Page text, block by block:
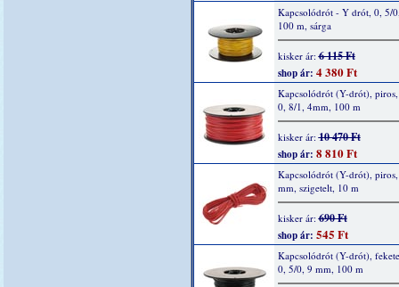
Kapcsolódrót - Y drót, 0, 5/
100 m, sárga
kisker ár:6 115 Ft
shop ár: 4 380 Ft
Kapcsolódrót (Y-drót), piros,
0, 8/1, 4mm, 100 m
kisker ár:10 470 Ft
shop ár: 8 810 Ft
Kapcsolódrót (Y-drót),
mm, szigetelt, 10 m
kisker ár:690 Ft
shop ár: 545 Ft
Kapcsolódrót (Y-drót),
0, 5/0, 9 mm, 100 m